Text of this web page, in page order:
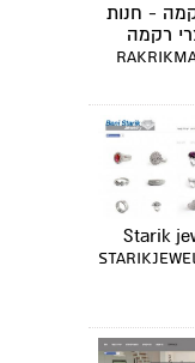
רקמה - חנות
רקמה
Starik